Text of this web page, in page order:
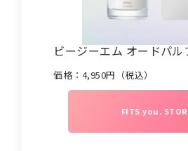
ビージーエム オードパ
価格： 4,950円（税込）
FITS you.